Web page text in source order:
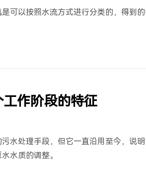
可以按照水流方式进行分类的，得到
作阶段的特征
水处理手段，但它一直沿用至今，说
水质的调整。